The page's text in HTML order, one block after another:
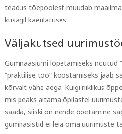
teadus tõepoolest muudab
kusagil käeulatuses.
Väljakutsed
Gümnaasiumi lõpetamiseks nõutud
“praktilise töö” koostamiseks jääb
kõrvalt vähe aega. Kuigi riiklikus
mis peaks aitama õpilastel
saada, siiski on nende õpetamine
gümnasistid ei leia oma uurimuste